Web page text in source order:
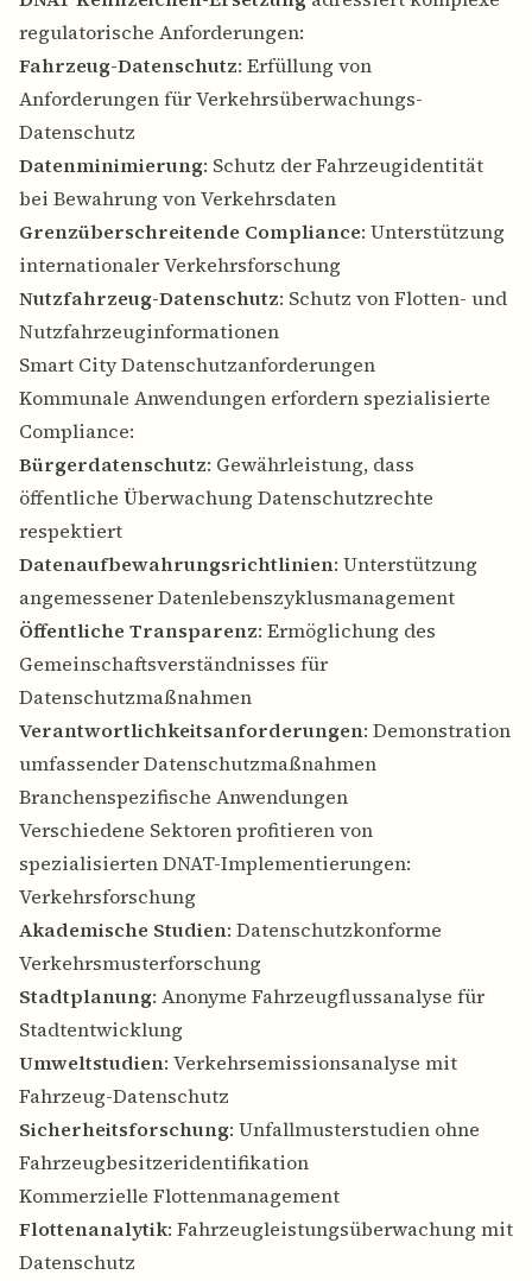
regulatorische Anforderungen:
Fahrzeug-Datenschutz: Erfüllung von
Anforderungen für Verkehrsüberwachungs-
Datenschutz
Datenminimierung: Schutz der Fahrzeugidentität
bei Bewahrung von Verkehrsdaten
Grenzüberschreitende Compliance: Unterstützung
internationaler Verkehrsforschung
Nutzfahrzeug-Datenschutz: Schutz von Flotten- und
Nutzfahrzeuginformationen
Smart City Datenschutzanforderungen
Kommunale Anwendungen erfordern spezialisierte
Compliance:
Bürgerdatenschutz: Gewährleistung, dass
öffentliche Überwachung Datenschutzrechte
respektiert
Datenaufbewahrungsrichtlinien: Unterstützung
angemessener Datenlebenszyklusmanagement
Öffentliche Transparenz: Ermöglichung des
Gemeinschaftsverständnisses für
Datenschutzmaßnahmen
Verantwortlichkeitsanforderungen: Demonstration
umfassender Datenschutzmaßnahmen
Branchenspezifische Anwendungen
Verschiedene Sektoren profitieren von
spezialisierten DNAT-Implementierungen:
Verkehrsforschung
Akademische Studien: Datenschutzkonforme
Verkehrsmusterforschung
Stadtplanung: Anonyme Fahrzeugflussanalyse für
Stadtentwicklung
Umweltstudien: Verkehrsemissionsanalyse mit
Fahrzeug-Datenschutz
Sicherheitsforschung: Unfallmusterstudien ohne
Fahrzeugbesitzeridentifikation
Kommerzielle Flottenmanagement
Flottenanalytik: Fahrzeugleistungsüberwachung mit
Datenschutz